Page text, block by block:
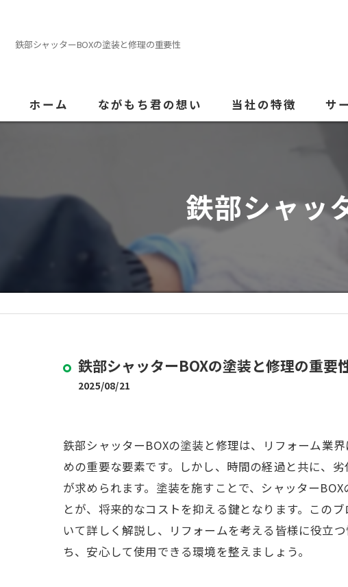
鉄部シャッターBOXの塗装と修理の重要性
ホーム ながもち君の想い 当社の特徴
内装
サ
鉄部シャッ
鉄部シャッターBOXの塗装と修理の重要
2025/08/21
鉄部シャッターBOXの塗装と修理は、リフォーム業
めの重要な要素です。しかし、時間の経過と共に、
が求められます。塗装を施すことで、シャッター
とが、将来的なコストを抑える鍵となります。この
いて詳しく解説し、リフォームを考える皆様に役立
ち、安心して使用できる環境を整えましょう。